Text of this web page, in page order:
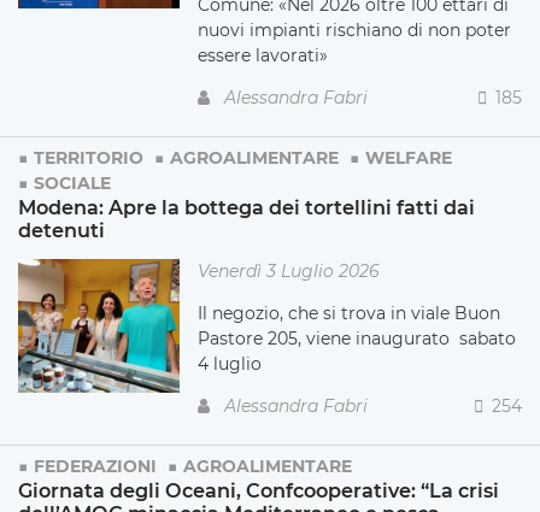
nuovi impianti rischiano di non poter
essere lavorati»
Alessandra Fabri
185
TERRITORIO AGROALIMENTARE
WELFARE
SOCIALE
Modena: Apre la bottega dei tortellini fatti dai
detenuti
Venerdì 3 Luglio 2026
Il negozio, che si trova in viale Buon
Pastore 205, viene inaugurato sabato
4 luglio
Alessandra Fabri
254
FEDERAZIONI AGROALIMENTARE
Giornata degli Oceani, Confcooperative: “La crisi